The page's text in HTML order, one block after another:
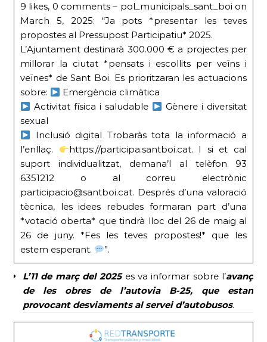
9 likes, 0 comments – pol_municipals_sant_boi on
March 5, 2025: “Ja pots *presentar les teves
propostes al Pressupost Participatiu* 2025.
L’Ajuntament destinarà 300.000 € a projectes per
millorar la ciutat *pensats i escollits per veïns i
veïnes* de Sant Boi. Es prioritzaran les actuacions
sobre:
Emergència climàtica
Activitat física i saludable
Gènere i diversitat
sexual
Inclusió digital Trobaràs tota la informació a
l’enllaç.
https://participa.santboi.cat. I si et cal
suport individualitzat, demana’l al telèfon 93
6351212 o al correu electrònic
participacio@santboi.cat. Després d’una valoració
tècnica, les idees rebudes formaran part d’una
*votació oberta* que tindrà lloc del 26 de maig al
26 de juny. *Fes les teves propostes!* que les
estem esperant.
”.
L’11 de març del 2025 es va informar sobre l’avanç
de les obres de l’autovia B-25, que estan
provocant desviaments al servei d’autobusos.